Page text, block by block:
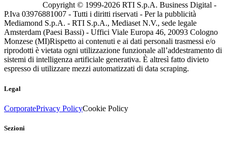
Copyright © 1999-2026 RTI S.p.A. Business Digital -
P.Iva 03976881007 - Tutti i diritti riservati - Per la pubblicità
Mediamond S.p.A. - RTI S.p.A., Mediaset N.V., sede legale
Amsterdam (Paesi Bassi) - Uffici Viale Europa 46, 20093 Cologno
Monzese (MI)Rispetto ai contenuti e ai dati personali trasmessi e/o
riprodotti è vietata ogni utilizzazione funzionale all’addestramento di
sistemi di intelligenza artificiale generativa. È altresì fatto divieto
espresso di utilizzare mezzi automatizzati di data scraping.
Legal
CorporatePrivacy PolicyCookie Policy
Sezioni